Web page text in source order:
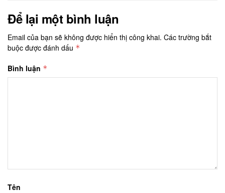
Để lại một bình luận
Email của bạn sẽ không được hiển thị công khai. Các trường bắt
buộc được đánh dấu *
Bình luận *
Tên